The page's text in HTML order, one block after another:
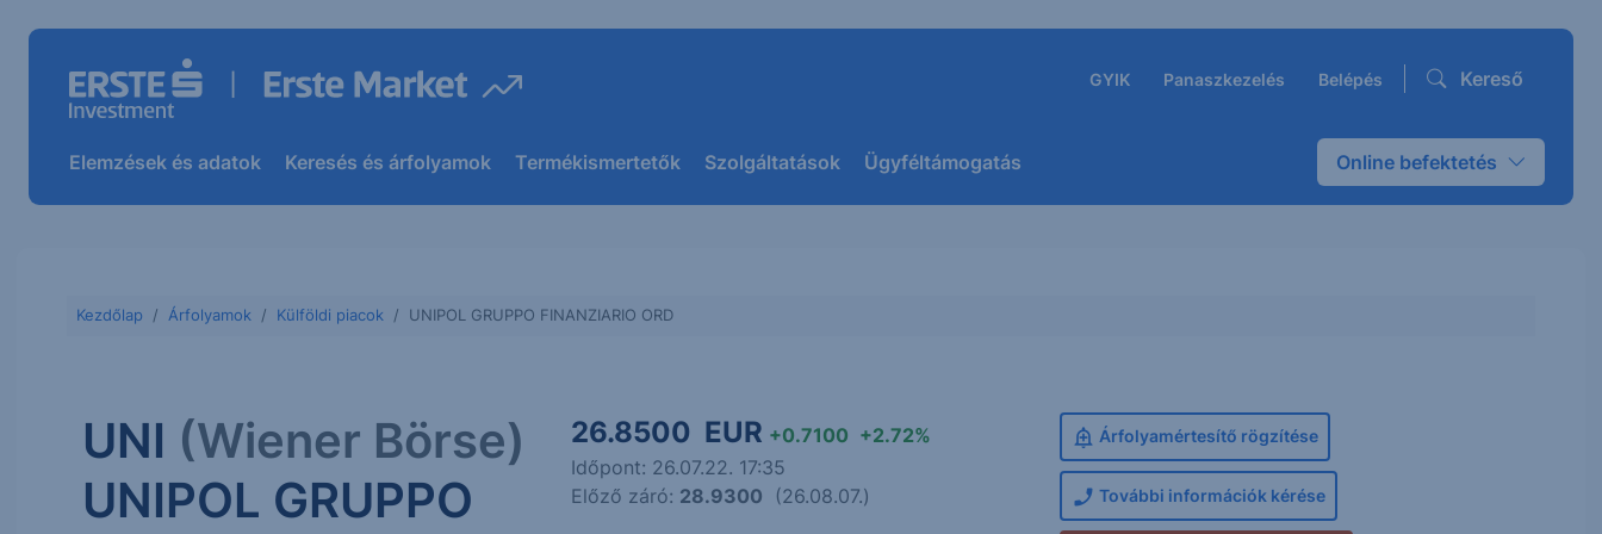
GYIK Panaszkezelés Belépés Kereső
Elemzések és adatok Keresés és árfolyamok Termékismertetők Szolgáltatások Ügyféltámogatás Online befektetés
Kezdőlap Árfolyamok Külföldi piacok UNIPOL GRUPPO FINANZIARIO ORD
UNI (Wiener Börse)
UNIPOL GRUPPO
26.8500 EUR +0.7100 +2.72%
Időpont: 26.07.22. 17:35
Előző záró: 28.9300 (26.08.07.)
Árfolyamértesítő rögzítése
További információk kérése